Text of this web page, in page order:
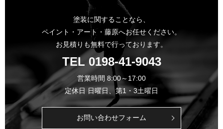
塗装に関することなら、
ペイント・アート・藤原へお任せください。
お見積りも無料で行っております。
TEL 0198-41-9043
営業時間 8:00～17:00
定休日 日曜日、第1・3土曜日
お問い合わせフォーム